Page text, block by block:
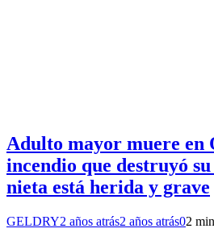
Adulto mayor muere en
incendio que destruyó
nieta está herida y grave
GELDRY2 años atrás2 años atrás02